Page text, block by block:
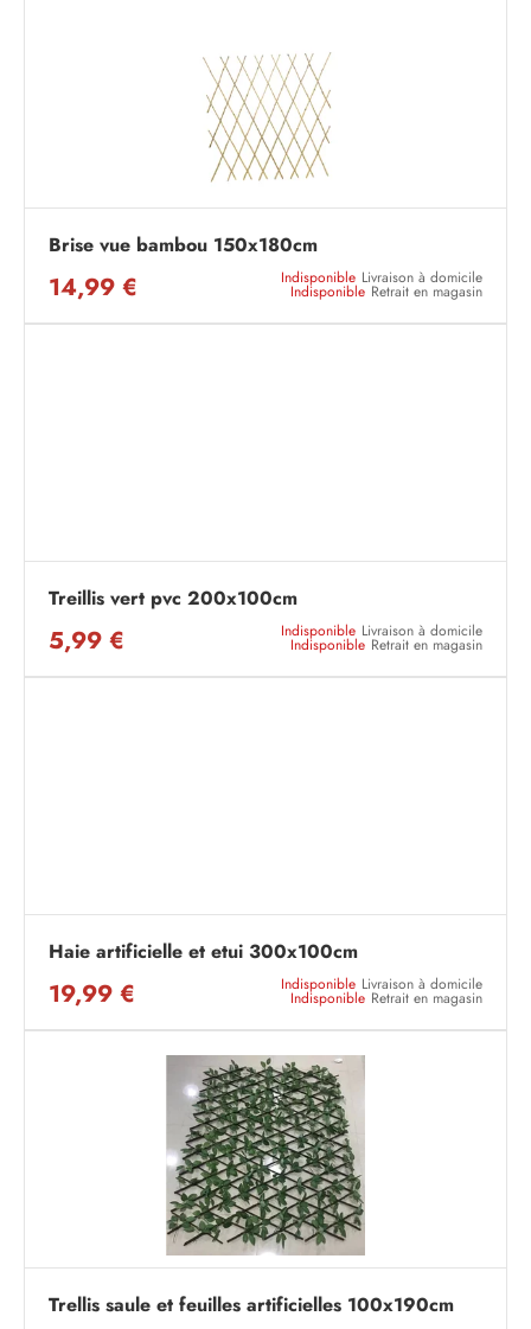
Brise vue bambou 150x180cm
14,99 € Indisponible Livraison à domicile
Indisponible Retrait en magasin
Treillis vert pvc 200x100cm
5,99 € Indisponible Livraison à domicile
Indisponible Retrait en magasin
Haie artificielle et etui 300x100cm
19,99 € Indisponible Livraison à domicile
Indisponible Retrait en magasin
Trellis saule et feuilles artificielles 100x190cm